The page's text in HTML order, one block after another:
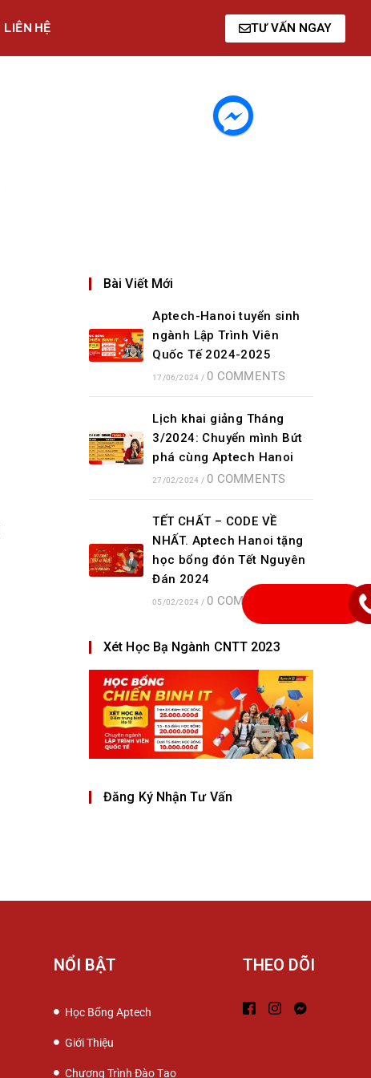
LIÊN HỆ TƯ VẤN NGAY
Bài Viết Mới
Aptech-Hanoi tuyển sinh
ngành Lập Trình Viên
Quốc Tế 2024-2025
17/06/2024 / 0 COMMENTS
Lịch khai giảng Tháng
3/2024: Chuyển mình Bứt
phá cùng Aptech Hanoi
27/02/2024 / 0 COMMENTS
TẾT CHẤT – CODE VỀ
NHẤT. Aptech Hanoi tặng
học bổng đón Tết Nguyên
Đán 2024
05/02/2024 / 0 COMMENTS
Xét Học Bạ Ngành CNTT 2023
Đăng Ký Nhận Tư Vấn
NỔI BẬT
Học Bổng Aptech
Giới Thiệu
Chương Trình Đào Tạo
THEO DÕI